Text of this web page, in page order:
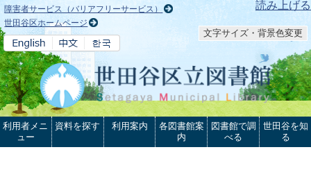
本文へ 読み上げる
障害者サービス（バリアフリーサービス）
世田谷区ホームページ
文字サイズ・背景色変更
利用者メニ
ュー
資料を探す 利用案内
各図書館案
内
図書館で調
べる
世田谷を知
る